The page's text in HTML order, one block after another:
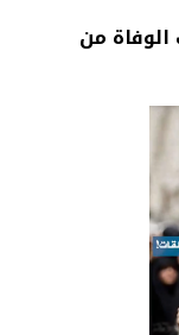
10% حالات الوفاة من